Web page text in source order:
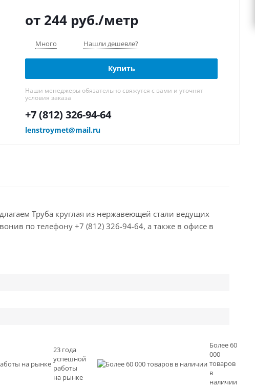
от 244 руб./метр
Много Нашли дешевле?
Купить
Наши менеджеры обязательно свяжутся с вами и уточнят
условия заказа
+7 (812) 326-94-64
lenstroymet@mail.ru
Труба круглая из нержавеющей стали ведущих
по телефону +7 (812) 326-94-64, а также в офисе в
23 года
успешной
работы
на рынке
Более 60
000
товаров
в
наличии